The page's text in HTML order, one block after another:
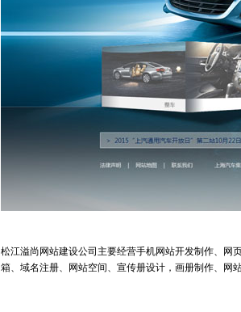
松江溢尚网站建设公司主要经营手机网站开发制作、网
箱、域名注册、网站空间、宣传册设计，画册制作、网